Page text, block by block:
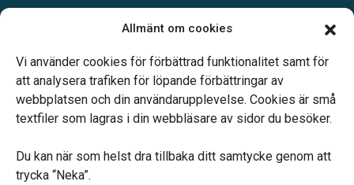
Allmänt om cookies
Vi använder cookies för förbättrad funktionalitet samt för
att analysera trafiken för löpande förbättringar av
webbplatsen och din användarupplevelse. Cookies är små
textfiler som lagras i din webbläsare av sidor du besöker.
Du kan när som helst dra tillbaka ditt samtycke genom att
trycka “Neka”.
Telefonjour dygnet runt.
Vårt systerbolag Verahill hjälper dig med familjejuridiken –